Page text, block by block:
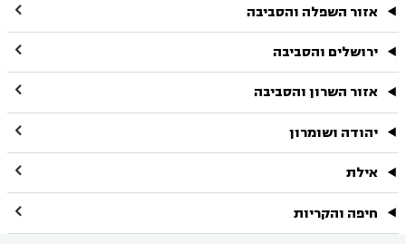
אזור השפלה והסביבה 
ירושלים והסביבה 
אזור השרון והסביבה 
יהודה ושומרון 
אילת 
חיפה והקריות 